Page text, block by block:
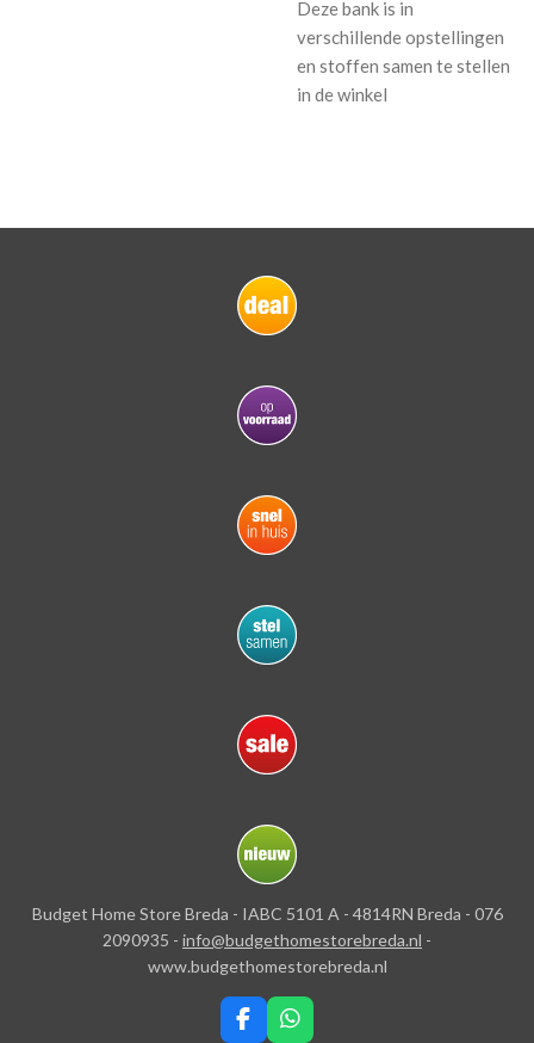
Deze bank is in
verschillende opstellingen
en stoffen samen te stellen
in de winkel
Budget Home Store Breda - IABC 5101 A - 4814RN Breda - 076
2090935 - info@budgethomestorebreda.nl -
www.budgethomestorebreda.nl
F
W